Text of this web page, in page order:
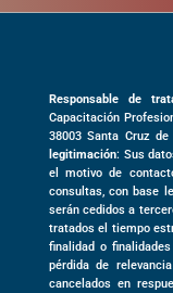
Responsable de
Capacitación
38003Santa Cruz
legitimación: Sus
el motivo de
consultas, con base
serán cedidos a
tratados el tiempo
finalidad o
pérdida de
cancelados en